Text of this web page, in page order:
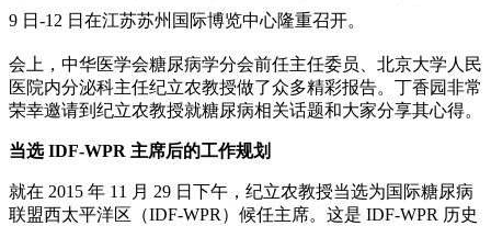
9 日-12 日在江苏苏州国际博览中心隆重召开。
会上，中华医学会糖尿病学分会前任主任委员、北京大学人民
医院内分泌科主任纪立农教授做了众多精彩报告。丁香园非常
荣幸邀请到纪立农教授就糖尿病相关话题和大家分享其心得。
当选 IDF-WPR 主席后的工作规划
就在 2015 年 11 月 29 日下午，纪立农教授当选为国际糖尿病
联盟西太平洋区（IDF-WPR）候任主席。这是 IDF-WPR 历史